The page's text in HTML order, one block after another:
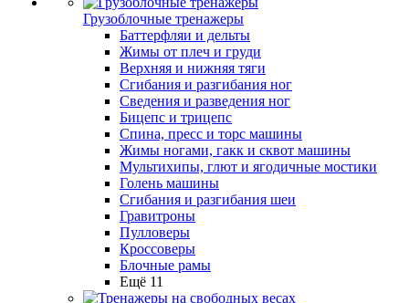
Грузоблочные тренажеры
Баттерфляи и дельты
Жимы от плеч и груди
Верхняя и нижняя тяги
Сгибания и разгибания ног
Сведения и разведения ног
Бицепс и трицепс
Спина, пресс и торс машины
Жимы ногами, гакк и сквот машины
Мультихипы, глют и ягодичные мостики
Голень машины
Сгибания и разгибания шеи
Гравитроны
Пулловеры
Кроссоверы
Блочные рамы
Ещё 11